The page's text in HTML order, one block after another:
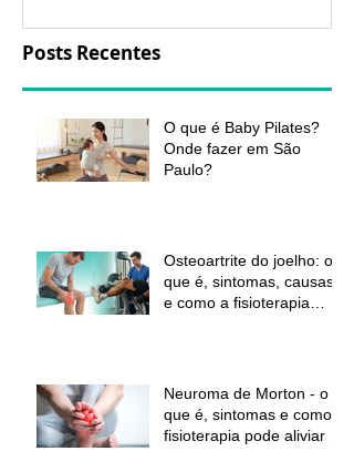
Posts Recentes
O que é Baby Pilates?
Onde fazer em São
Paulo?
Osteoartrite do joelho: o
que é, sintomas, causas
e como a fisioterapia
Neuroma de Morton - o
que é, sintomas e como a
fisioterapia pode aliviar a